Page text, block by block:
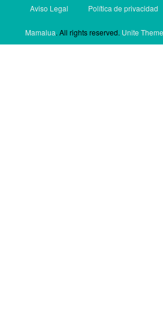
Aviso Legal Política de privacidad
Mamalua. All rights reserved. Unite Theme